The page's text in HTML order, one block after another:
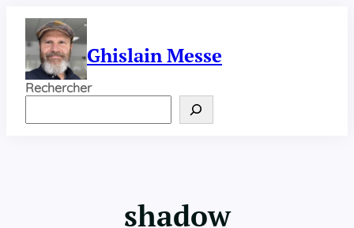
contenu
Ghislain Messe
Rechercher
shadow